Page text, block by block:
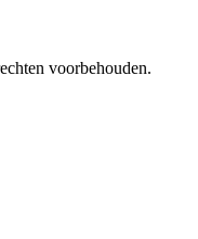
voorbehouden.